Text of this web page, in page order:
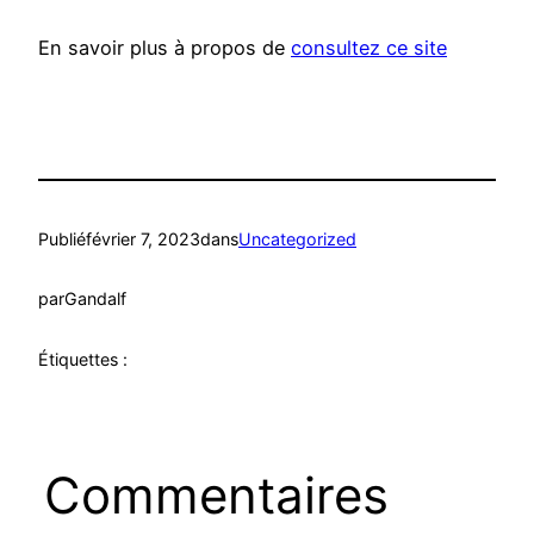
En savoir plus à propos de consultez ce site
Publiéfévrier 7, 2023dansUncategorized
parGandalf
Étiquettes :
Commentaires